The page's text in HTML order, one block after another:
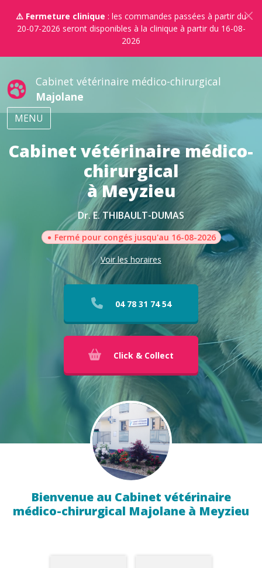
⚠️ Fermeture clinique : les commandes passées à partir du
20-07-2026 seront disponibles à la clinique à partir du 16-08-
2026
Cabinet vétérinaire médico-chirurgical
Majolane
MENU
Cabinet vétérinaire médico-
chirurgical
à Meyzieu
Dr. E. THIBAULT-DUMAS
• Fermé pour congés jusqu'au 16-08-2026
Voir les horaires
04 78 31 74 54
Click & Collect
Bienvenue au Cabinet vétérinaire
médico-chirurgical Majolane à Meyzieu